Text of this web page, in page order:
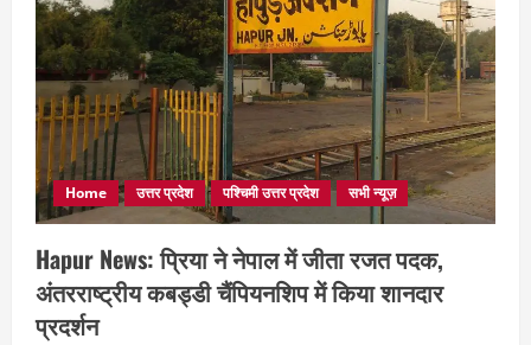
Home उत्तर प्रदेश पश्चिमी उत्तर प्रदेश सभी न्यूज़
Hapur News: प्रिया ने नेपाल में जीता रजत पदक,
अंतरराष्ट्रीय कबड्डी चैंपियनशिप में किया शानदार
प्रदर्शन